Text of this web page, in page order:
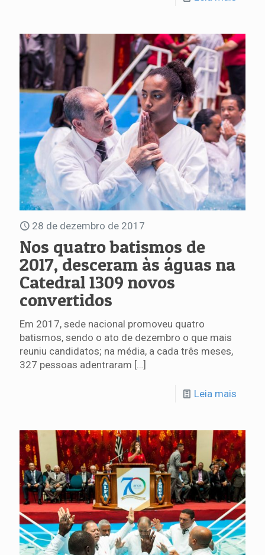
28 de dezembro de 2017
Nos quatro batismos de
2017, desceram às águas na
Catedral 1309 novos
convertidos
Em 2017, sede nacional promoveu quatro
batismos, sendo o ato de dezembro o que mais
reuniu candidatos; na média, a cada três meses,
327 pessoas adentraram […]
Leia mais